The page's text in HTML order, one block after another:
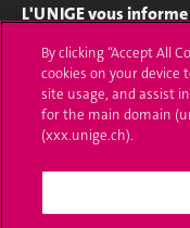
L'UNIGE vous informe
UNIGE Mobile
Médias
Offres d'emploi
By clicking “Accept All
cookies on your device
site usage, and assist
for the main domain
(xxx.unige.ch).